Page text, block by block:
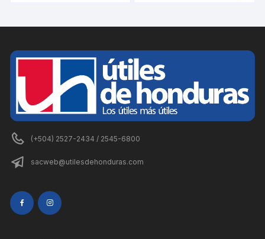
(+504) 2527-2434 / 2545-6800
sacweb@utilesdehonduras.com